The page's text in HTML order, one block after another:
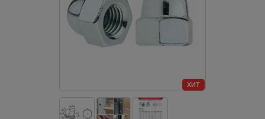
ХИТ